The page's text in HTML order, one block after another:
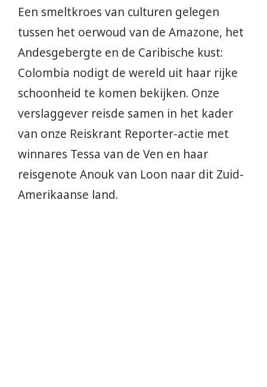
Een smeltkroes van culturen gelegen
tussen het oerwoud van de Amazone, het
Andesgebergte en de Caribische kust:
Colombia nodigt de wereld uit haar rijke
schoonheid te komen bekijken. Onze
verslaggever reisde samen in het kader
van onze Reiskrant Reporter-actie met
winnares Tessa van de Ven en haar
reisgenote Anouk van Loon naar dit Zuid-
Amerikaanse land.